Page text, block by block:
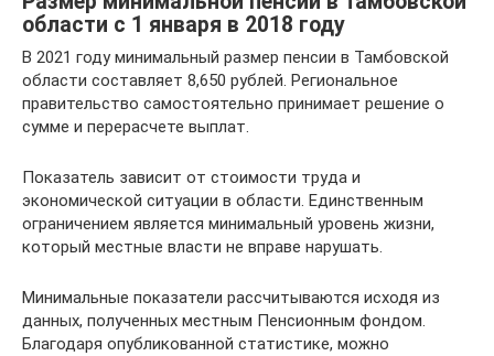
области с 1 января в 2018 году
В 2021 году минимальный размер пенсии в Тамбовской
области составляет 8,650 рублей. Региональное
правительство самостоятельно принимает решение о
сумме и перерасчете выплат.
Показатель зависит от стоимости труда и
экономической ситуации в области. Единственным
ограничением является минимальный уровень жизни,
который местные власти не вправе нарушать.
Минимальные показатели рассчитываются исходя из
данных, полученных местным Пенсионным фондом.
Благодаря опубликованной статистике, можно